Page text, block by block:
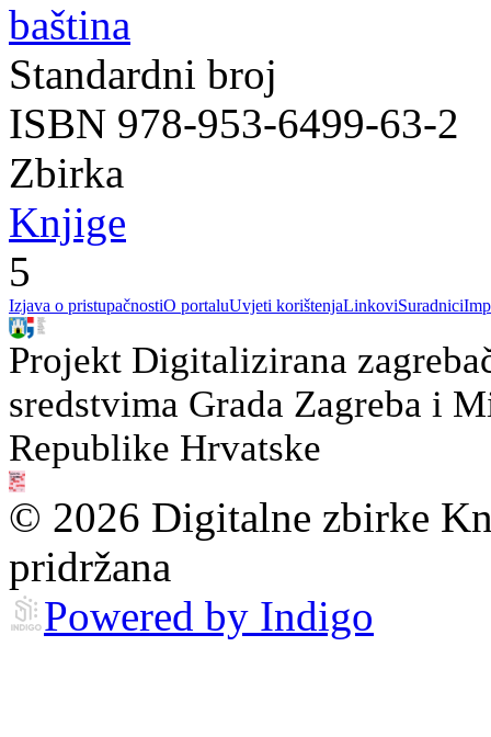
baština
Standardni broj
ISBN 978-953-6499-63-2
Zbirka
Knjige
5
Izjava o pristupačnostiO portaluUvjeti korištenjaLinkoviSuradnici
Projekt Digitalizirana
sredstvima Grada Zagreba i
Republike Hrvatske
© 2026 Digitalne zbirke
pridržana
Powered by Indigo